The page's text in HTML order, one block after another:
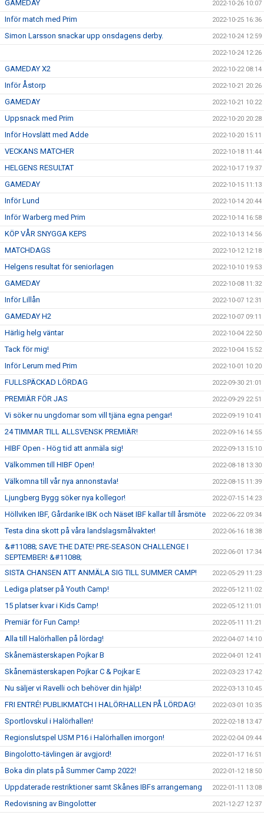
GAMEDAY 2022-10-26 10:07
Inför match med Prim 2022-10-25 16:36
Simon Larsson snackar upp onsdagens derby. 2022-10-24 12:59
2022-10-24 12:26
GAMEDAY X2 2022-10-22 08:14
Inför Åstorp 2022-10-21 20:26
GAMEDAY 2022-10-21 10:22
Uppsnack med Prim 2022-10-20 20:28
Inför Hovslätt med Adde 2022-10-20 15:11
VECKANS MATCHER 2022-10-18 11:44
HELGENS RESULTAT 2022-10-17 19:37
GAMEDAY 2022-10-15 11:13
Inför Lund 2022-10-14 20:44
Inför Warberg med Prim 2022-10-14 16:58
KÖP VÅR SNYGGA KEPS 2022-10-13 14:56
MATCHDAGS 2022-10-12 12:18
Helgens resultat för seniorlagen 2022-10-10 19:53
GAMEDAY 2022-10-08 11:32
Inför Lillån 2022-10-07 12:31
GAMEDAY H2 2022-10-07 09:11
Härlig helg väntar 2022-10-04 22:50
Tack för mig! 2022-10-04 15:52
Inför Lerum med Prim 2022-10-01 10:20
FULLSPÄCKAD LÖRDAG 2022-09-30 21:01
PREMIÄR FÖR JAS 2022-09-29 22:51
Vi söker nu ungdomar som vill tjäna egna pengar! 2022-09-19 10:41
24 TIMMAR TILL ALLSVENSK PREMIÄR! 2022-09-16 14:55
HIBF Open - Hög tid att anmäla sig! 2022-09-13 15:10
Välkommen till HIBF Open! 2022-08-18 13:30
Välkomna till vår nya annonstavla! 2022-08-15 11:39
Ljungberg Bygg söker nya kollegor! 2022-07-15 14:23
Höllviken IBF, Gårdarike IBK och Näset IBF kallar till årsmöte 2022-06-22 09:34
Testa dina skott på våra landslagsmålvakter! 2022-06-16 18:38
&#11088; SAVE THE DATE! PRE-SEASON CHALLENGE I
SEPTEMBER! &#11088;
2022-06-01 17:34
SISTA CHANSEN ATT ANMÄLA SIG TILL SUMMER CAMP! 2022-05-29 11:23
Lediga platser på Youth Camp! 2022-05-12 11:02
15 platser kvar i Kids Camp! 2022-05-12 11:01
Premiär för Fun Camp! 2022-05-11 11:21
Alla till Halörhallen på lördag! 2022-04-07 14:10
Skånemästerskapen Pojkar B 2022-04-01 12:41
Skånemästerskapen Pojkar C & Pojkar E 2022-03-23 17:42
Nu säljer vi Ravelli och behöver din hjälp! 2022-03-13 10:45
FRI ENTRÉ! PUBLIKMATCH I HALÖRHALLEN PÅ LÖRDAG! 2022-03-01 10:35
Sportlovskul i Halörhallen! 2022-02-18 13:47
Regionslutspel USM P16 i Halörhallen imorgon! 2022-02-04 09:44
Bingolotto-tävlingen är avgjord! 2022-01-17 16:51
Boka din plats på Summer Camp 2022! 2022-01-12 18:50
Uppdaterade restriktioner samt Skånes IBFs arrangemang 2022-01-11 13:08
Redovisning av Bingolotter 2021-12-27 12:37